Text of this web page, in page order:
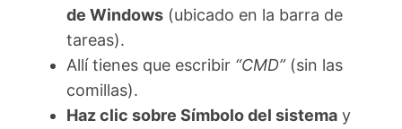
de Windows (ubicado en la barra de
tareas).
Allí tienes que escribir “CMD”(sin las
comillas).
Haz clic sobre Símbolo del sistema y